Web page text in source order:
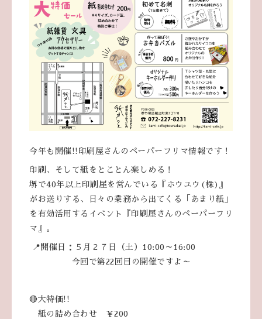
今年も開催!!印刷屋さんのペーパーフリマ情報です！
印刷、そして紙をとことん楽しめる！
堺で40年以上印刷屋を営んでいる『ホウユウ(株)』
がお送りする、日々の業務から出てくる「あまり紙」
を有効活用するイベント『印刷屋さんのペーパーフリ
マ』。
📍開催日：５月２７日（土）10:00～16:00
今回で第22回目の開催ですよ～
🔴大特価!!
紙の詰め合わせ ￥200